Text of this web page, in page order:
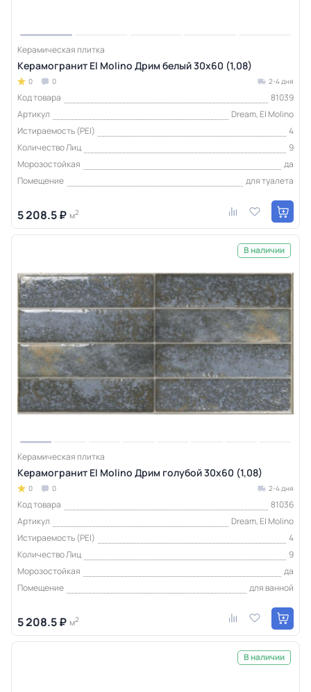
Керамическая плитка
Керамогранит El Molino Дрим белый 30x60 (1,08)
0 0 2-4 дня
Код товара
81039
Артикул
Dream, El Molino
Истираемость (PEI)
4
Количество Лиц
9
Морозостойкая
да
Помещение
для туалета
5 208.5 ₽ м2
В наличии
Керамическая плитка
Керамогранит El Molino Дрим голубой 30x60 (1,08)
0 0 2-4 дня
Код товара
81036
Артикул
Dream, El Molino
Истираемость (PEI)
4
Количество Лиц
9
Морозостойкая
да
Помещение
для ванной
5 208.5 ₽ м2
В наличии